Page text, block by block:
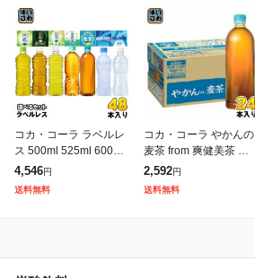
コカ・コーラ ラベルレ
ス 500ml 525ml 600ml
650ml ペットボトル 選
べる 48本 (24本×2) 機
能性表
4,546円
送料無料
コカ・コーラ やかんの
麦茶 from 爽健美茶 ラ
ベルレス 650ml ペット
ボトル 24本入 お茶 む
ぎちゃ むぎ茶 カフェイ
2,592円
送料無料